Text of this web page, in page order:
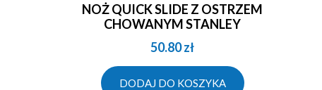
NOŻ QUICK SLIDE Z OSTRZEM
CHOWANYM STANLEY
50.80zł
DODAJ DO KOSZYKA